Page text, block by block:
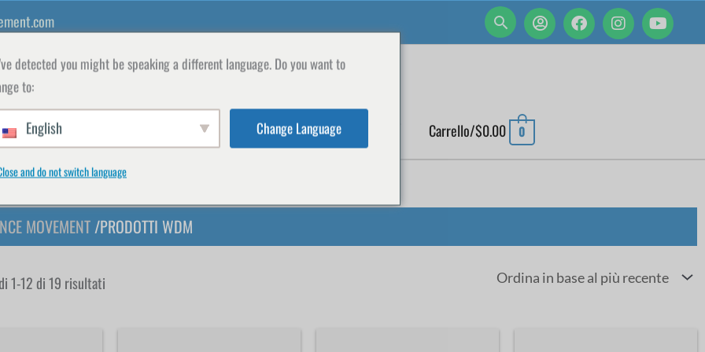
INSEGNANTI ISCRIVITI IL MIO ACCOUNT Carrello/$0.00 0
MOVEMENT /PRODOTTI WDM
1-12 di 19 risultati
detected you might be speaking a different language. Do you want to
to:
English Change Language
and do not switch language